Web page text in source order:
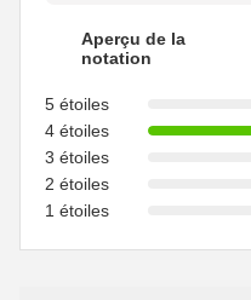
Aperçu de la
notation
5 étoiles
4 étoiles
3 étoiles
2 étoiles
1 étoiles